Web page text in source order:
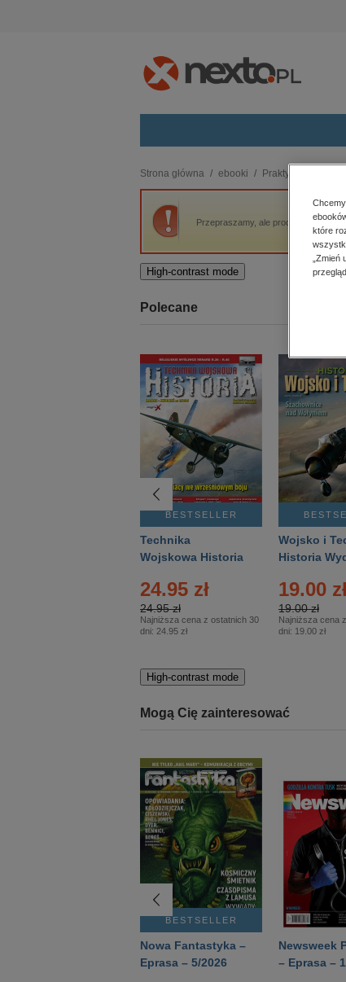
budownictwo, aranżacja wnętrz
biznesowe, branżowe,
darmowe wydania
edukacja
kobiece, lifestyle, kultura
Strona główna ebooki Praktyczna
Przepraszamy, ale produkt
High-contrast mode
Polecane
BESTSELLER
Technika
Wojskowa Historia
24.95 zł
24.95 zł
Najniższa cena z ostatnich 30
dni: 24.95 zł
Wojsko i
Historia
– 2/2026
19.00
19.00 zł
Najniższa cena
dni: 19.00 zł
High-contrast mode
Mogą Cię zainteresować
BESTSELLER
Nowa Fantastyka –
Eprasa – 5/2026
Newsweek
– Eprasa –
które